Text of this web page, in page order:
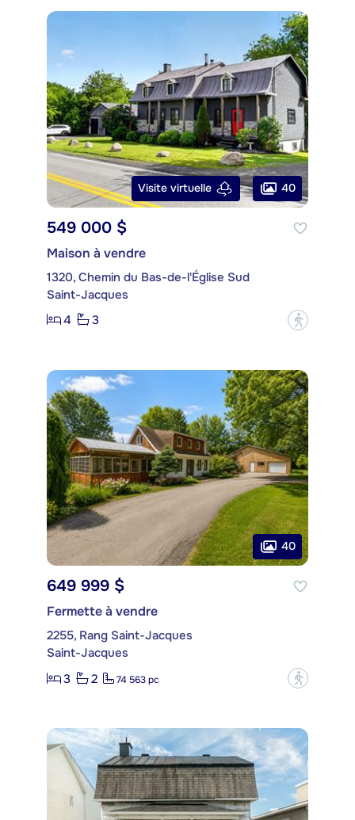
Visite virtuelle 40
549 000 $
Maison à vendre
1320, Chemin du Bas-de-l'Église Sud
Saint-Jacques
4
3 ?
40
649 999 $
Fermette à vendre
2255, Rang Saint-Jacques
Saint-Jacques
3
2 74 563 pc ?